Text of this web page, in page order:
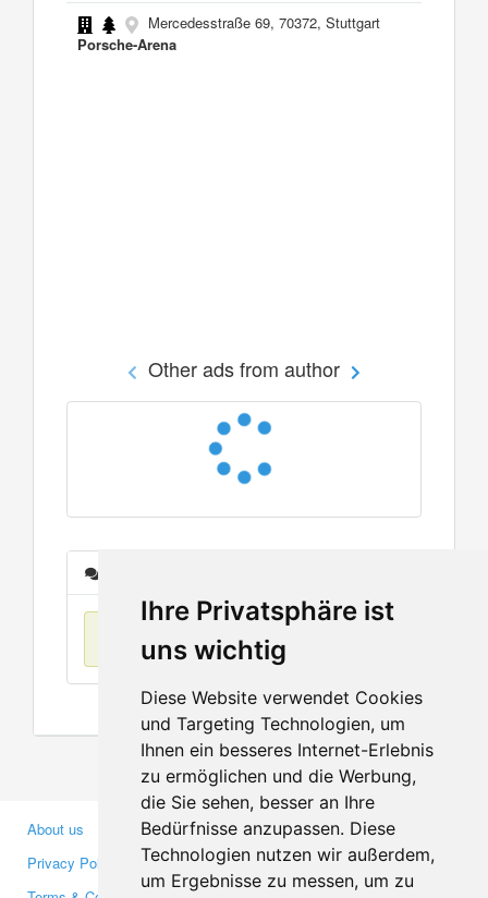
Ihre Privatsphäre ist
uns wichtig
Diese Website verwendet Cookies
und Targeting Technologien, um
Ihnen ein besseres Internet-Erlebnis
zu ermöglichen und die Werbung,
die Sie sehen, besser an Ihre
Bedürfnisse anzupassen. Diese
Technologien nutzen wir außerdem,
um Ergebnisse zu messen, um zu
Mercedesstraße 69, 70372, Stuttgart
Porsche-Arena
Other ads from author
No items found
About us
Privacy Policy
Business Partners
Investors